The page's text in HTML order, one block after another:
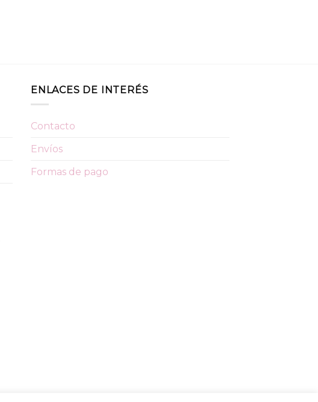
ENLACES DE INTERÉS
Contacto
Envíos
Formas de pago